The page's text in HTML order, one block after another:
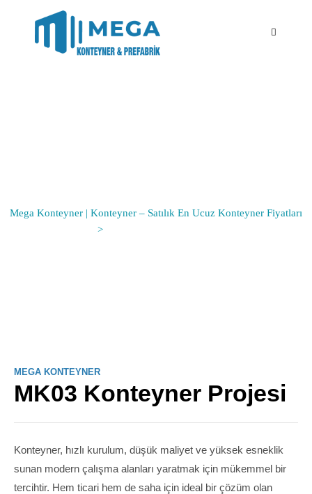
Mega Konteyner | Konteyner – Satılık En Ucuz Konteyner Fiyatları
>
MEGA KONTEYNER
MK03 Konteyner Projesi
Konteyner, hızlı kurulum, düşük maliyet ve yüksek esneklik
sunan modern çalışma alanları yaratmak için mükemmel bir
tercihtir. Hem ticari hem de saha için ideal bir çözüm olan